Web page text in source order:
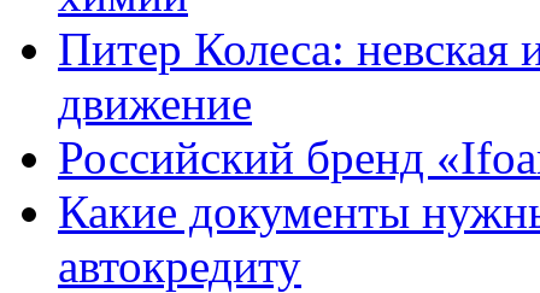
Питер Колеса: невская
движение
Российский бренд
Какие документы
автокредиту